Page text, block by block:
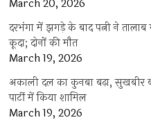
March 20, 2026
दरभंगा में झगड़े के बाद पत्नी ने
कूदा; दोनों की मौत
March 19, 2026
अकाली दल का कुनबा बढ़ा, सुखबीर
पार्टी में किया शामिल
March 19, 2026